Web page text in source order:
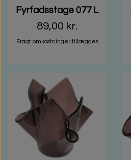
Fyrfadsstage 077 L
89,00 kr.
Fragt omkostninger tillægges